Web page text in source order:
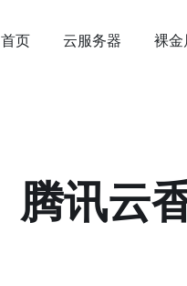
首页 云服务器 裸金
腾讯云